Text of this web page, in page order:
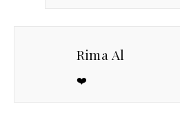
Rima Al
❤️